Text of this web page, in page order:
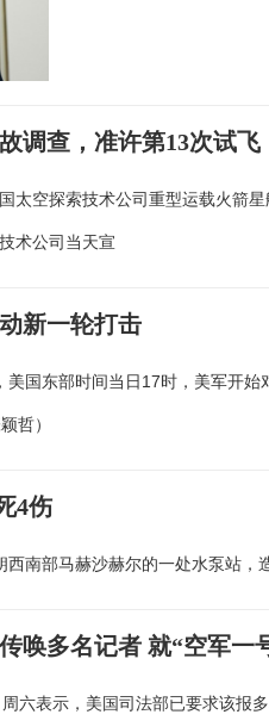
调查，准许第13次试飞
太空探索技术公司重型运载火箭
术公司当天宣
新一轮打击
国东部时间当日17时，美军开
哲）
4伤
南部马赫沙赫尔的一处水泵站，
唤多名记者 就“空军一
六表示，美国司法部已要求该